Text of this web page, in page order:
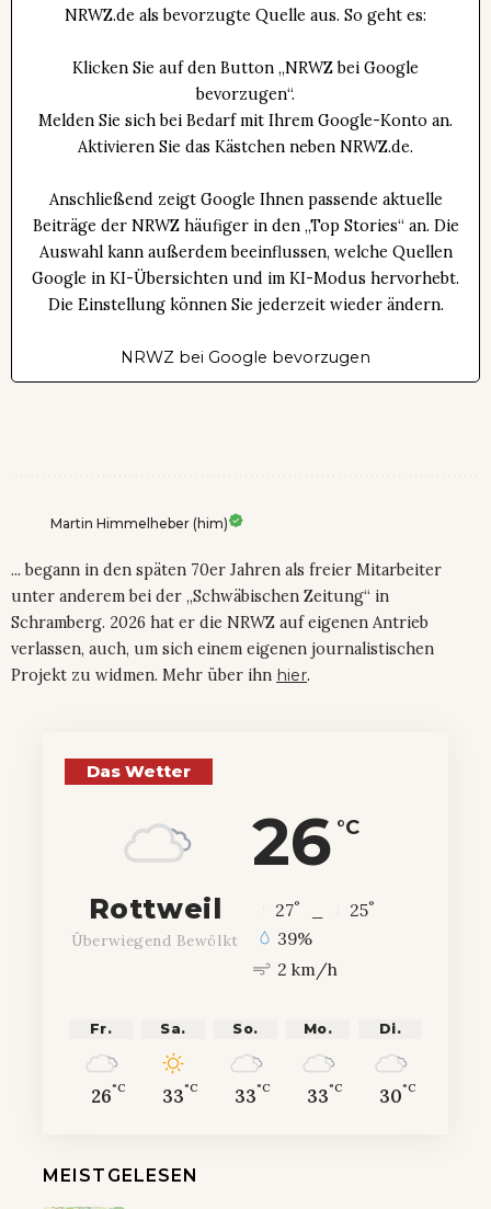
NRWZ.de als bevorzugte Quelle aus. So geht es:
Klicken Sie auf den Button „NRWZ bei Google
bevorzugen“.
Melden Sie sich bei Bedarf mit Ihrem Google-Konto an.
Aktivieren Sie das Kästchen neben NRWZ.de.
Anschließend zeigt Google Ihnen passende aktuelle
Beiträge der NRWZ häufiger in den „Top Stories“ an. Die
Auswahl kann außerdem beeinflussen, welche Quellen
Google in KI-Übersichten und im KI-Modus hervorhebt.
Die Einstellung können Sie jederzeit wieder ändern.
NRWZ bei Google bevorzugen
Martin Himmelheber (him)
... begann in den späten 70er Jahren als freier Mitarbeiter
unter anderem bei der „Schwäbischen Zeitung“ in
Schramberg. 2026 hat er die NRWZ auf eigenen Antrieb
verlassen, auch, um sich einem eigenen journalistischen
Projekt zu widmen. Mehr über ihn hier.
Das Wetter
26 °C
Rottweil
Überwiegend Bewölkt
27° 25°
39%
2 km/h
Fr.
26°C
Sa.
33°C
So.
33°C
Mo.
33°C
Di.
30°C
MEISTGELESEN